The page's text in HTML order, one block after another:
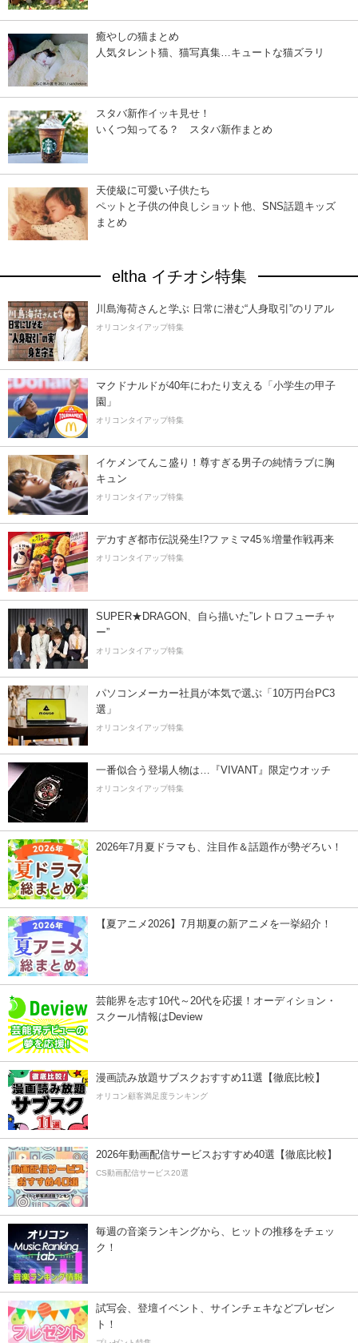
癒やしの猫まとめ
人気タレント猫、猫写真集…キュートな猫ズラリ
スタバ新作イッキ見せ！
いくつ知ってる？ スタバ新作まとめ
天使級に可愛い子供たち
ペットと子供の仲良しショット他、SNS話題キッズ
まとめ
eltha イチオシ特集
川島海荷さんと学ぶ 日常に潜む“人身取引”のリアル
オリコンタイアップ特集
マクドナルドが40年にわたり支える「小学生の甲子
園」
オリコンタイアップ特集
イケメンてんこ盛り！尊すぎる男子の純情ラブに胸
キュン
オリコンタイアップ特集
デカすぎ都市伝説発生!?ファミマ45％増量作戦再来
オリコンタイアップ特集
SUPER★DRAGON、自ら描いた”レトロフューチャ
ー”
オリコンタイアップ特集
パソコンメーカー社員が本気で選ぶ「10万円台PC3
選」
オリコンタイアップ特集
一番似合う登場人物は…『VIVANT』限定ウオッチ
オリコンタイアップ特集
2026年7月夏ドラマも、注目作＆話題作が勢ぞろい！
【夏アニメ2026】7月期夏の新アニメを一挙紹介！
芸能界を志す10代～20代を応援！オーディション・
スクール情報はDeview
漫画読み放題サブスクおすすめ11選【徹底比較】
オリコン顧客満足度ランキング
2026年動画配信サービスおすすめ40選【徹底比較】
CS動画配信サービス20選
毎週の音楽ランキングから、ヒットの推移をチェッ
ク！
試写会、登壇イベント、サインチェキなどプレゼン
ト！